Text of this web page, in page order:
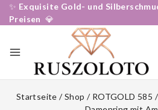
✨ Exquisite Gold- und
Preisen 💎
Startseite / Shop / ROTGOLD 585 /